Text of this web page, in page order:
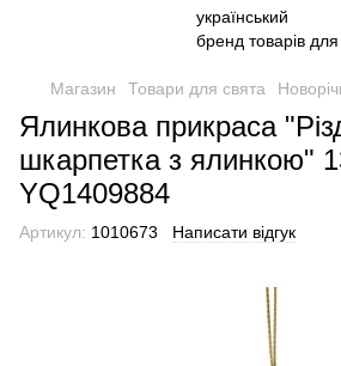
Магазин Товари для свята
Ялинкова прикраса
шкарпетка з ялинкою"
YQ1409884
Артикул: 1010673 Написати відгук